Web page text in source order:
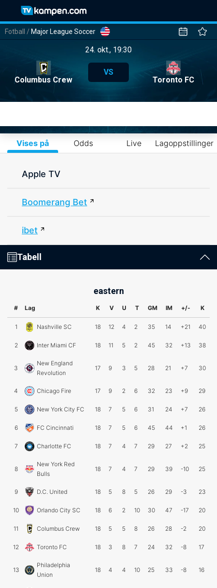
Fotball / Major League Soccer
24. okt., 19:30
Columbus Crew
VS
Toronto FC
Vises på Odds Live Lagoppstillinger
Apple TV
Boomerang Bet
ibet
Tabell
eastern
# Lag K V U T GM IM +/- K
1 Nashville SC 18 12 4 2 35 14 +21 40
2 Inter Miami CF 18 11 5 2 45 32 +13 38
3
New England
Revolution
17 9 3 5 28 21 +7 30
4 Chicago Fire 17 9 2 6 32 23 +9 29
5 New York City FC 18 7 5 6 31 24 +7 26
6 FC Cincinnati 18 7 5 6 45 44 +1 26
7 Charlotte FC 18 7 4 7 29 27 +2 25
8
New York Red
Bulls
18 7 4 7 29 39 -10 25
9 D.C. United 18 5 8 5 26 29 -3 23
10 Orlando City SC 18 6 2 10 30 47 -17 20
11 Columbus Crew 18 5 5 8 26 28 -2 20
12 Toronto FC 18 3 8 7 24 32 -8 17
13
Philadelphia
Union
18 4 4 10 25 33 -8 16